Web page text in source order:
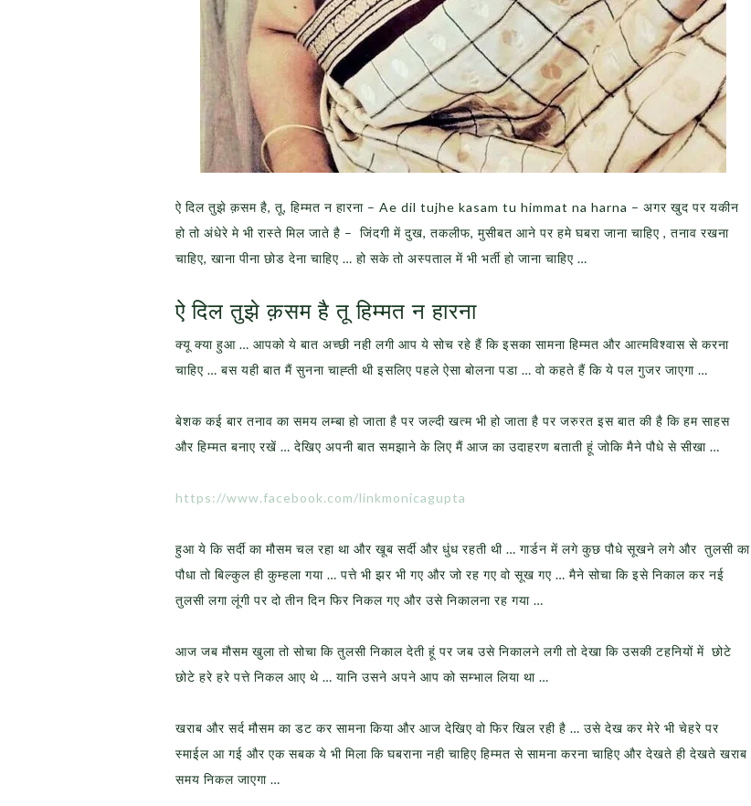
ऐ दिल तुझे क़सम है, तू, हिम्मत न हारना – Ae dil tujhe kasam tu himmat na harna – अगर खुद पर यकीन
हो तो अंधेरे मे भी रास्ते मिल जाते है – जिंदगी में दुख, तकलीफ, मुसीबत आने पर हमे घबरा जाना चाहिए , तनाव रखना
चाहिए, खाना पीना छोड देना चाहिए … हो सके तो अस्पताल में भी भर्ती हो जाना चाहिए …
ऐ दिल तुझे क़सम है तू हिम्मत न हारना
क्यू क्या हुआ … आपको ये बात अच्छी नही लगी आप ये सोच रहे हैं कि इसका सामना हिम्मत और आत्मविश्वास से करना
चाहिए … बस यही बात मैं सुनना चाह्ती थी इसलिए पहले ऐसा बोलना पडा … वो कहते हैं कि ये पल गुजर जाएगा …
बेशक कई बार तनाव का समय लम्बा हो जाता है पर जल्दी खत्म भी हो जाता है पर जरुरत इस बात की है कि हम साहस
और हिम्मत बनाए रखें … देखिए अपनी बात समझाने के लिए मैं आज का उदाहरण बताती हूं जोकि मैने पौधे से सीखा …
https://www.facebook.com/linkmonicagupta
हुआ ये कि सर्दी का मौसम चल रहा था और खूब सर्दी और धुंध रहती थी … गार्डन में लगे कुछ पौधे सूखने लगे और तुलसी का
पौधा तो बिल्कुल ही कुम्हला गया … पत्ते भी झर भी गए और जो रह गए वो सूख गए … मैने सोचा कि इसे निकाल कर नई
तुलसी लगा लूंगी पर दो तीन दिन फिर निकल गए और उसे निकालना रह गया …
आज जब मौसम खुला तो सोचा कि तुलसी निकाल देती हूं पर जब उसे निकालने लगी तो देखा कि उसकी टहनियों में छोटे
छोटे हरे हरे पत्ते निकल आए थे … यानि उसने अपने आप को सम्भाल लिया था …
खराब और सर्द मौसम का डट कर सामना किया और आज देखिए वो फिर खिल रही है … उसे देख कर मेरे भी चेहरे पर
स्माईल आ गई और एक सबक ये भी मिला कि घबराना नही चाहिए हिम्मत से सामना करना चाहिए और देखते ही देखते खराब
समय निकल जाएगा …